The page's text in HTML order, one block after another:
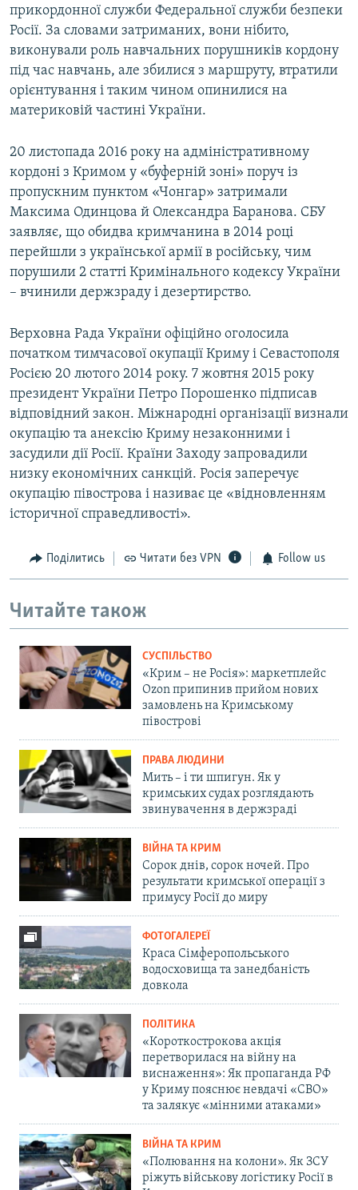
прикордонної служби Федеральної служби безпеки
Росії. За словами затриманих, вони нібито,
виконували роль навчальних порушників кордону
під час навчань, але збилися з маршруту, втратили
орієнтування і таким чином опинилися на
материковій частині України.
20 листопада 2016 року на адміністративному
кордоні з Кримом у «буферній зоні» поруч із
пропускним пунктом «Чонгар» затримали
Максима Одинцова й Олександра Баранова. СБУ
заявляє, що обидва кримчанина в 2014 році
перейшли з української армії в російську, чим
порушили 2 статті Кримінального кодексу України
– вчинили держзраду і дезертирство.
Верховна Рада України офіційно оголосила
початком тимчасової окупації Криму і Севастополя
Росією 20 лютого 2014 року. 7 жовтня 2015 року
президент України Петро Порошенко підписав
відповідний закон. Міжнародні організації визнали
окупацію та анексію Криму незаконними і
засудили дії Росії. Країни Заходу запровадили
низку економічних санкцій. Росія заперечує
окупацію півострова і називає це «відновленням
історичної справедливості».
Поділитись Читати без VPN Follow us
Читайте також
СУСПІЛЬСТВО
«Крим – не Росія»: маркетплейс
Ozon припинив прийом нових
замовлень на Кримському
півострові
ПРАВА ЛЮДИНИ
Мить – і ти шпигун. Як у
кримських судах розглядають
звинувачення в держзраді
ВІЙНА ТА КРИМ
Сорок днів, сорок ночей. Про
результати кримської операції з
примусу Росії до миру
ФОТОГАЛЕРЕЇ
Краса Сімферопольського
водосховища та занедбаність
довкола
ПОЛІТИКА
«Короткострокова акція
перетворилася на війну на
виснаження»: Як пропаганда РФ
у Криму пояснює невдачі «СВО»
та залякує «мінними атаками»
ВІЙНА ТА КРИМ
«Полювання на колони». Як ЗСУ
ріжуть військову логістику Росії в